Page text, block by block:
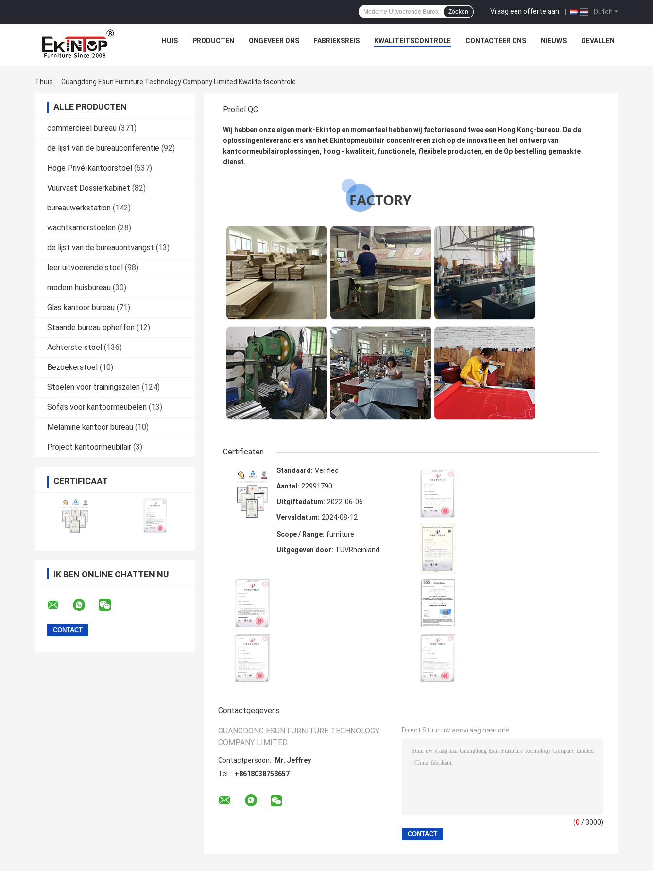
Dutch
Vraag een offerte aan |
Zoeken
HUIS PRODUCTEN ONGEVEER ONS FABRIEKSREIS KWALITEITSCONTROLE CONTACTEER ONS NIEUWS GEVALLEN
Thuis Guangdong Esun Furniture Technology Company Limited Kwaliteitscontrole
ALLE PRODUCTEN
commercieel bureau (371)
de lijst van de bureauconferentie (92)
Hoge Privé-kantoorstoel (637)
Vuurvast Dossierkabinet (82)
bureauwerkstation (142)
wachtkamerstoelen (28)
de lijst van de bureauontvangst (13)
leer uitvoerende stoel (98)
modern huisbureau (30)
Glas kantoor bureau (71)
Staande bureau opheffen (12)
Achterste stoel (136)
Bezoekerstoel (10)
Stoelen voor trainingszalen (124)
Sofa's voor kantoormeubelen (13)
Melamine kantoor bureau (10)
Project kantoormeubilair (3)
CERTIFICAAT
IK BEN ONLINE CHATTEN NU
Profiel QC
Wij hebben onze eigen merk-Ekintop en momenteel hebben wij factoriesand twee een Hong Kong-bureau. De de
oplossingenleveranciers van het Ekintopmeubilair concentreren zich op de innovatie en het ontwerp van
kantoormeubilairoplossingen, hoog - kwaliteit, functionele, flexibele producten, en de Op bestelling gemaakte
dienst.
Certificaten
Standaard: Verified
Aantal: 22991790
Uitgiftedatum: 2022-06-06
Vervaldatum: 2024-08-12
Scope / Range: furniture
Uitgegeven door: TUVRheinland
Contactgegevens
GUANGDONG ESUN FURNITURE TECHNOLOGY
COMPANY LIMITED
Contactpersoon:
Mr. Jeffrey
Tel.:
+8618038758657
Direct Stuur uw aanvraag naar ons
(0 / 3000)